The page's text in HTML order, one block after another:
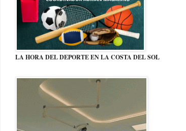
LA HORA DEL DEPORTE EN LA COSTA DEL SOL